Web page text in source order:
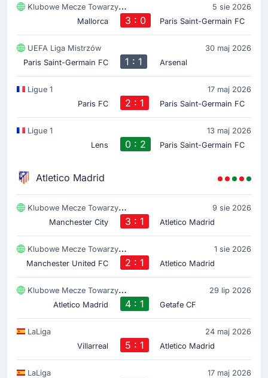
21'
Żółta kartka
Żółtą kartkę ogląda Clement Lenglet (Atletico Madryt).
(Strzelec)
Gol. Zespół, który prowadzi to Paris Saint-Germain
Khvicha Kvaratskhelia asystuje przy bramce.
Rozpoczecie spotkania
Klubowe Mecze Towarzyski
5 sie 2026
Mallorca
3 : 0 Paris Saint-Germain FC
UEFA Liga Mistrzów
30 maj 2026
Paris Saint-Germain FC
1 : 1 Arsenal
Ligue 1
17 maj 2026
Paris FC
2 : 1 Paris Saint-Germain FC
Ligue 1
13 maj 2026
Lens
0 : 2 Paris Saint-Germain FC
Atletico Madrid
Klubowe Mecze Towarzyski
9 sie 2026
Manchester City
3 : 1 Atletico Madrid
Klubowe Mecze Towarzyski
1 sie 2026
Manchester United FC
2 : 1 Atletico Madrid
Klubowe Mecze Towarzyski
29 lip 2026
Atletico Madrid
4 : 1 Getafe CF
LaLiga
24 maj 2026
Villarreal
5 : 1 Atletico Madrid
LaLiga
17 maj 2026